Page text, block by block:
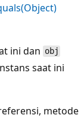
ini dan obj
saat ini
metode